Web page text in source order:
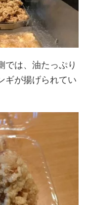
では、油たっぷり
ギが揚げられてい